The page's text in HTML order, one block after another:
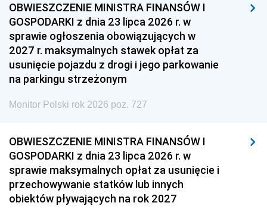
OBWIESZCZENIE MINISTRA FINANSÓW I
GOSPODARKI z dnia 23 lipca 2026 r. w
sprawie ogłoszenia obowiązujących w
2027 r. maksymalnych stawek opłat za
usunięcie pojazdu z drogi i jego parkowanie
na parkingu strzeżonym
Monitor Polski rok 2026 poz. 727
OBWIESZCZENIE MINISTRA FINANSÓW I
GOSPODARKI z dnia 23 lipca 2026 r. w
sprawie maksymalnych opłat za usunięcie i
przechowywanie statków lub innych
obiektów pływających na rok 2027